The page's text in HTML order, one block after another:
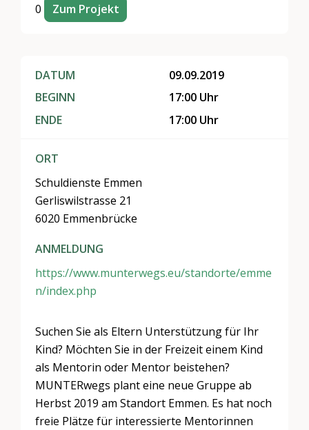
0 Zum Projekt
DATUM
BEGINN
ENDE
09.09.2019
17:00 Uhr
17:00 Uhr
ORT
Schuldienste Emmen
Gerliswilstrasse 21
6020 Emmenbrücke
ANMELDUNG
https://www.munterwegs.eu/standorte/emme
n/index.php
Suchen Sie als Eltern Unterstützung für Ihr
Kind? Möchten Sie in der Freizeit einem Kind
als Mentorin oder Mentor beistehen?
MUNTERwegs plant eine neue Gruppe ab
Herbst 2019 am Standort Emmen. Es hat noch
freie Plätze für interessierte Mentorinnen